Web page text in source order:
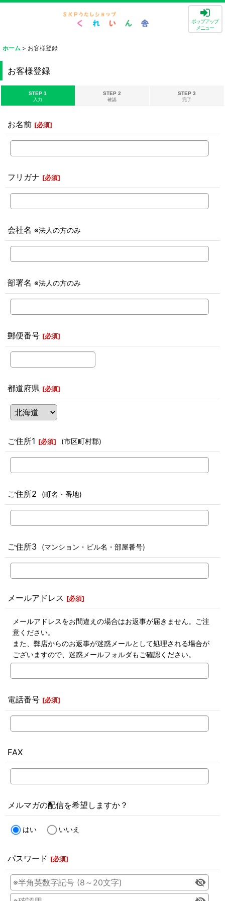
ポップアップ
メニュー
ホーム > お客様登録
お客様登録
STEP 1
入力
STEP 2
確認
STEP 3
完了
お名前 [必須]
フリガナ [必須]
会社名 ※法人の方のみ
部署名 ※法人の方のみ
郵便番号 [必須]
都道府県 [必須]
ご住所1 [必須] (市区町村郡)
ご住所2 (町名・番地)
ご住所3 (マンション・ビル名・部屋番号)
メールアドレス [必須]
メールアドレスをお間違えの場合はお返事が届きません。ご注
意ください。
また、弊店からのお返事が迷惑メールとして処理される場合が
ございますので、迷惑メールフォルダもご確認ください。
電話番号 [必須]
FAX
メルマガの配信を希望しますか？
はい いいえ
パスワード [必須]